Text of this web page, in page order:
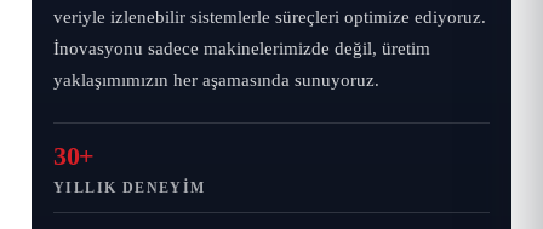
veriyle izlenebilir sistemlerle süreçleri optimize ediyoruz.
İnovasyonu sadece makinelerimizde değil, üretim
yaklaşımımızın her aşamasında sunuyoruz.
30+
YILLIK DENEYIM